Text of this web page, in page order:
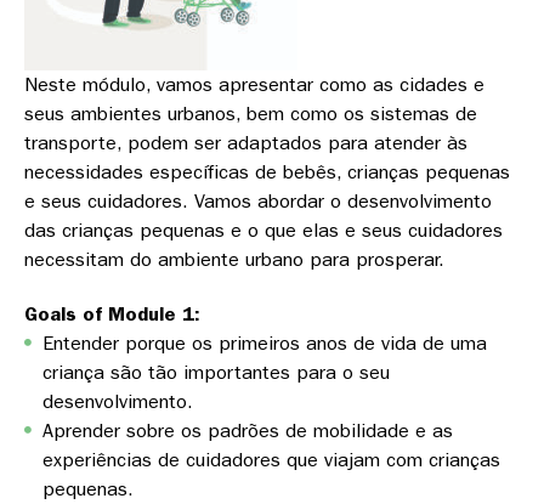
Neste módulo, vamos apresentar como as cidades e
seus ambientes urbanos, bem como os sistemas de
transporte, podem ser adaptados para atender às
necessidades específicas de bebês, crianças pequenas
e seus cuidadores. Vamos abordar o desenvolvimento
das crianças pequenas e o que elas e seus cuidadores
necessitam do ambiente urbano para prosperar.
Goals of Module 1:
Entender porque os primeiros anos de vida de uma
criança são tão importantes para o seu
desenvolvimento.
Aprender sobre os padrões de mobilidade e as
experiências de cuidadores que viajam com crianças
pequenas.